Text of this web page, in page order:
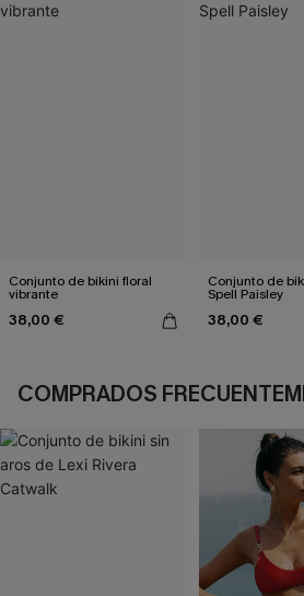
Conjunto de bikini floral
vibrante
38,00 €
Conjunto de
Spell Paisley
38,00 €
COMPRADOS